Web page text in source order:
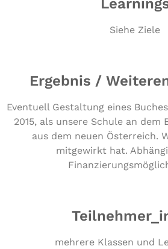
Siehe Ziele
Ergebnis /
Eventuell Gestaltung eines
2015, als unsere Schule an dem
aus dem neuen Österreich.
mitgewirkt hat.
mehrere Klassen und